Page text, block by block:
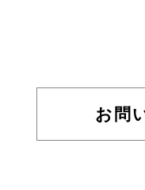
お問